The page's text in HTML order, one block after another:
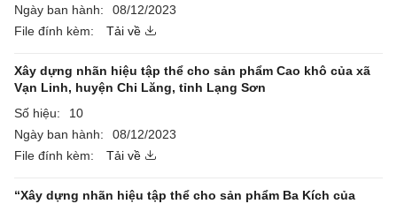
Ngày ban hành:
08/12/2023
File đính kèm:
Tải về
Xây dựng nhãn hiệu tập thể cho sản phẩm Cao khô của xã
Vạn Linh, huyện Chi Lăng, tỉnh Lạng Sơn
Số hiệu:
10
Ngày ban hành:
08/12/2023
File đính kèm:
Tải về
“Xây dựng nhãn hiệu tập thể cho sản phẩm Ba Kích của